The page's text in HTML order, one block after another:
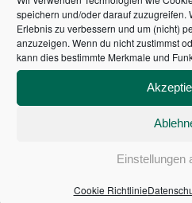
speichern und/oder darauf zuzugreifen.
Erlebnis zu verbessern und um (nicht)
anzuzeigen. Wenn du nicht zustimmst
kann dies bestimmte Merkmale und
Einstellungen
Cookie Richtlinie
analysieren und zu bewerten.
1. Auflage 2017 |
9783791038544